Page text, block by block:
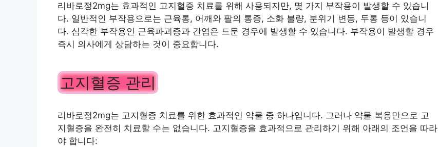
리바로정2mg는 효과적인 고지혈증 치료를 위해 사용되지만, 몇 가지 부작용이 발생할 수 있습니
다. 일반적인 부작용으로는 근육통, 어깨와 팔의 통증, 소화 불량, 분위기 변동, 두통 등이 있습니
다. 심각한 부작용인 근육파괴증과 간염은 드문 경우에 발생할 수 있습니다. 부작용이 발생할 경우
즉시 의사에게 상담하는 것이 중요합니다.
고지혈증 관리
리바로정2mg는 고지혈증 치료를 위한 효과적인 약물 중 하나입니다. 그러나 약물 복용만으로 고
지혈증을 완전히 치료할 수는 없습니다. 고지혈증을 효과적으로 관리하기 위해 아래의 조언을 따라
야 합니다: